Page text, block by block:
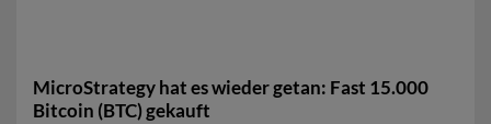
MicroStrategy hat es wieder getan: Fast 15.000
Bitcoin (BTC) gekauft